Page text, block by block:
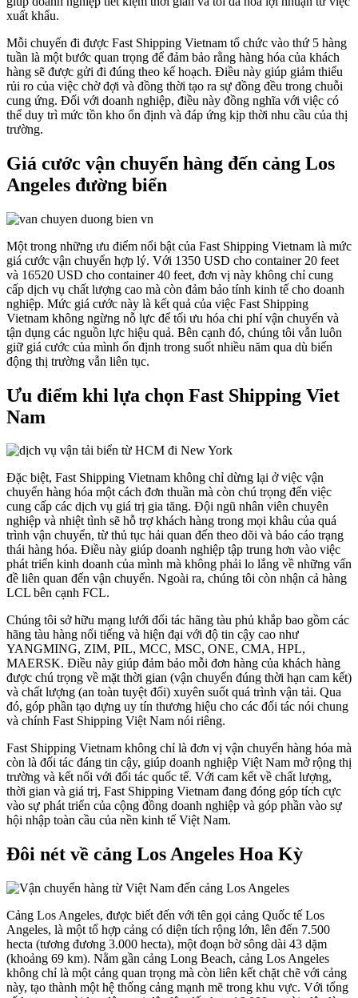
xuất khẩu.
Mỗi chuyến đi được Fast Shipping Vietnam tổ chức vào thứ 5 hàng
tuần là một bước quan trọng để đảm bảo rằng hàng hóa của khách
hàng sẽ được gửi đi đúng theo kế hoạch. Điều này giúp giảm thiểu
rủi ro của việc chờ đợi và đồng thời tạo ra sự đồng đều trong chuỗi
cung ứng. Đối với doanh nghiệp, điều này đồng nghĩa với việc có
thể duy trì mức tồn kho ổn định và đáp ứng kịp thời nhu cầu của thị
trường.
Giá cước vận chuyển hàng đến cảng Los
Angeles đường biển
Một trong những ưu điểm nổi bật của Fast Shipping Vietnam là mức
giá cước vận chuyển hợp lý. Với 1350 USD cho container 20 feet
và 16520 USD cho container 40 feet, đơn vị này không chỉ cung
cấp dịch vụ chất lượng cao mà còn đảm bảo tính kinh tế cho doanh
nghiệp. Mức giá cước này là kết quả của việc Fast Shipping
Vietnam không ngừng nỗ lực để tối ưu hóa chi phí vận chuyển và
tận dụng các nguồn lực hiệu quả. Bên cạnh đó, chúng tôi vẫn luôn
giữ giá cước của mình ổn định trong suốt nhiều năm qua dù biến
động thị trường vẫn liên tục.
Ưu điểm khi lựa chọn Fast Shipping Viet
Nam
Đặc biệt, Fast Shipping Vietnam không chỉ dừng lại ở việc vận
chuyển hàng hóa một cách đơn thuần mà còn chú trọng đến việc
cung cấp các dịch vụ giá trị gia tăng. Đội ngũ nhân viên chuyên
nghiệp và nhiệt tình sẽ hỗ trợ khách hàng trong mọi khâu của quá
trình vận chuyển, từ thủ tục hải quan đến theo dõi và báo cáo trạng
thái hàng hóa. Điều này giúp doanh nghiệp tập trung hơn vào việc
phát triển kinh doanh của mình mà không phải lo lắng về những vấn
đề liên quan đến vận chuyển. Ngoài ra, chúng tôi còn nhận cả hàng
LCL bên cạnh FCL.
Chúng tôi sở hữu mạng lưới đối tác hãng tàu phủ khắp bao gồm các
hãng tàu hàng nổi tiếng và hiện đại với độ tin cậy cao như
YANGMING, ZIM, PIL, MCC, MSC, ONE, CMA, HPL,
MAERSK. Điều này giúp đảm bảo mỗi đơn hàng của khách hàng
được chú trọng về mặt thời gian (vận chuyển đúng thời hạn cam kết)
và chất lượng (an toàn tuyệt đối) xuyên suốt quá trình vận tải. Qua
đó, góp phần tạo dựng uy tín thương hiệu cho các đối tác nói chung
và chính Fast Shipping Việt Nam nói riêng.
Fast Shipping Vietnam không chỉ là đơn vị vận chuyển hàng hóa mà
còn là đối tác đáng tin cậy, giúp doanh nghiệp Việt Nam mở rộng thị
trường và kết nối với đối tác quốc tế. Với cam kết về chất lượng,
thời gian và giá trị, Fast Shipping Vietnam đang đóng góp tích cực
vào sự phát triển của cộng đồng doanh nghiệp và góp phần vào sự
hội nhập toàn cầu của nền kinh tế Việt Nam.
Đôi nét về cảng Los Angeles Hoa Kỳ
Cảng Los Angeles, được biết đến với tên gọi cảng Quốc tế Los
Angeles, là một tổ hợp cảng có diện tích rộng lớn, lên đến 7.500
hecta (tương đương 3.000 hecta), một đoạn bờ sông dài 43 dặm
(khoảng 69 km). Nằm gần cảng Long Beach, cảng Los Angeles
không chỉ là một cảng quan trọng mà còn liên kết chặt chẽ với cảng
này, tạo thành một hệ thống cảng mạnh mẽ trong khu vực. Với tổng